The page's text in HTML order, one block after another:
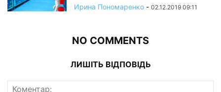
Ирина Пономаренко - 02.12.2019 09:11
NO COMMENTS
ЛИШІТЬ ВІДПОВІДЬ